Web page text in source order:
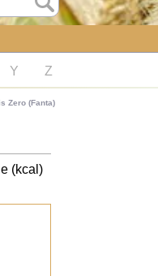
Y Z
Zero (Fanta)
(kcal)